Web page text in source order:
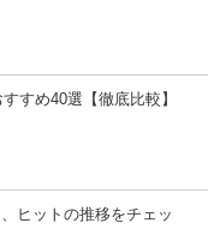
すめ40選【徹底比較】
ヒットの推移をチェッ